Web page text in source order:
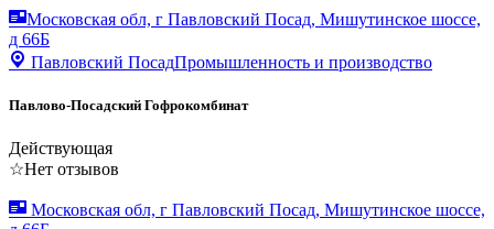
Московская обл, г Павловский Посад, Мишутинское шоссе,
д 66Б
Павловский ПосадПромышленность и производство
Павлово-Посадский Гофрокомбинат
Действующая
☆Нет отзывов
Московская обл, г Павловский Посад, Мишутинское шоссе,